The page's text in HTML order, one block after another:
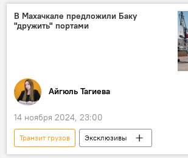
Инфраструктура
Логистика
Коридор "Север-Юг"
В Махачкале предложили Баку
"дружить" портами
Айгюль Тагиева
14 ноября 2024, 23:00
Транзит грузов
Эксклюзивы
Азербайджан
Россия
Дагестан